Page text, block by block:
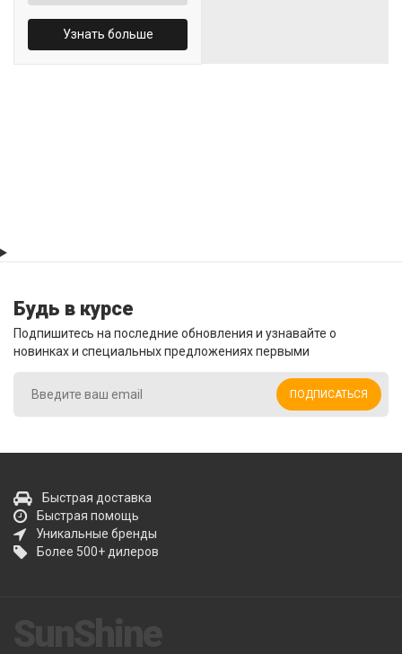
Узнать больше
Будь в курсе
Подпишитесь на последние обновления и узнавайте о
новинках и специальных предложениях первыми
ПОДПИСАТЬСЯ
Быстрая доставка
Быстрая помощь
Уникальные бренды
Более 500+ дилеров